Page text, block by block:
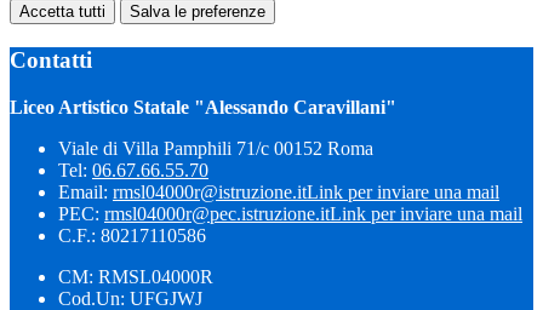
Accetta tutti Salva le preferenze
Contatti
Liceo Artistico Statale "Alessando Caravillani"
Viale di Villa Pamphili 71/c 00152 Roma
Tel: 06.67.66.55.70
Email: rmsl04000r@istruzione.itLink per inviare una mail
PEC: rmsl04000r@pec.istruzione.itLink per inviare una mail
C.F.: 80217110586
CM: RMSL04000R
Cod.Un: UFGJWJ